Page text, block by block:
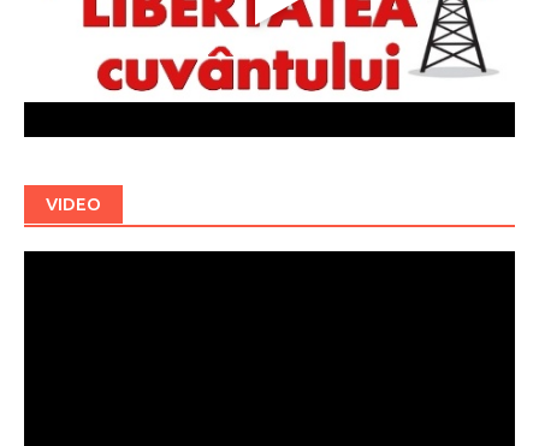
VIDEO